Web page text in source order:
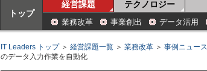
トップ
経営課題 テクノロジー
業務改革 事業創出 データ活用
IT Leaders トップ＞ 経営課題一覧 ＞ 業務改革 ＞ 事例ニュース
のデータ入力作業を自動化